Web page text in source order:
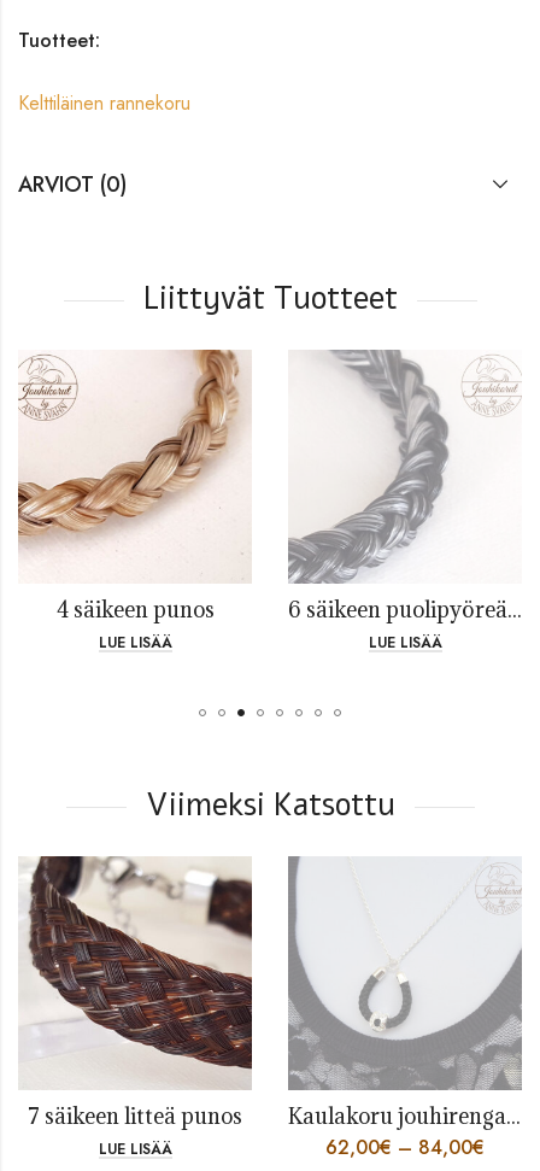
Tuotteet:
Kelttiläinen rannekoru
ARVIOT (0)
Liittyvät Tuotteet
4 säikeen punos
LUE LISÄÄ
6 säikeen puolipyöreä punos
LUE LISÄÄ
Viimeksi Katsottu
7 säikeen litteä punos
LUE LISÄÄ
Kaulakoru jouhirengas koristehelmellä
62,00€ – 84,00€